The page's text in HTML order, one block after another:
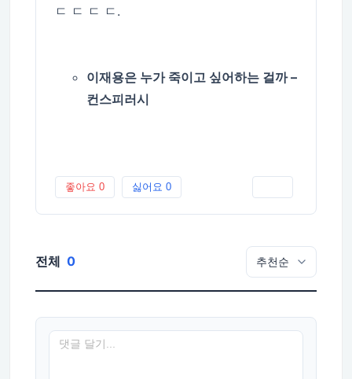
ㄷ ㄷ ㄷ ㄷ.
이재용은 누가 죽이고 싶어하는 걸까 –
컨스피러시
좋아요 0 싫어요 0
전체 0